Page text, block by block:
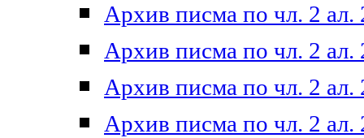
Архив писма по чл. 2 ал.
Архив писма по чл. 2 ал.
Архив писма по чл. 2 ал.
Архив писма по чл. 2 ал.